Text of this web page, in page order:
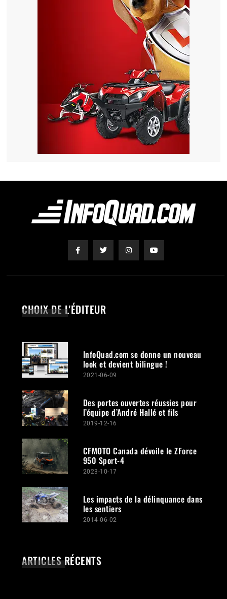
CHOIX DE L'ÉDITEUR
InfoQuad.com se donne un nouveau
look et devient bilingue !
2021-06-09
Des portes ouvertes réussies pour
l’équipe d’André Hallé et fils
2019-12-16
CFMOTO Canada dévoile le ZForce
950 Sport-4
2023-10-17
Les impacts de la délinquance dans
les sentiers
2014-06-02
ARTICLES RÉCENTS